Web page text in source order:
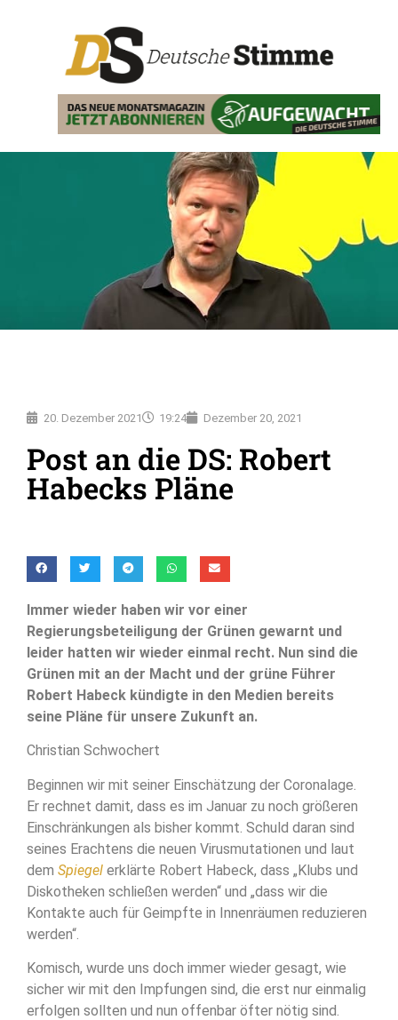
20. Dezember 2021 19:24 Dezember 20, 2021
Post an die DS: Robert
Habecks Pläne
Immer wieder haben wir vor einer
Regierungsbeteiligung der Grünen gewarnt und
leider hatten wir wieder einmal recht. Nun sind die
Grünen mit an der Macht und der grüne Führer
Robert Habeck kündigte in den Medien bereits
seine Pläne für unsere Zukunft an.
Christian Schwochert
Beginnen wir mit seiner Einschätzung der Coronalage.
Er rechnet damit, dass es im Januar zu noch größeren
Einschränkungen als bisher kommt. Schuld daran sind
seines Erachtens die neuen Virusmutationen und laut
dem Spiegel erklärte Robert Habeck, dass „Klubs und
Diskotheken schließen werden“ und „dass wir die
Kontakte auch für Geimpfte in Innenräumen reduzieren
werden“.
Komisch, wurde uns doch immer wieder gesagt, wie
sicher wir mit den Impfungen sind, die erst nur einmalig
erfolgen sollten und nun offenbar öfter nötig sind.